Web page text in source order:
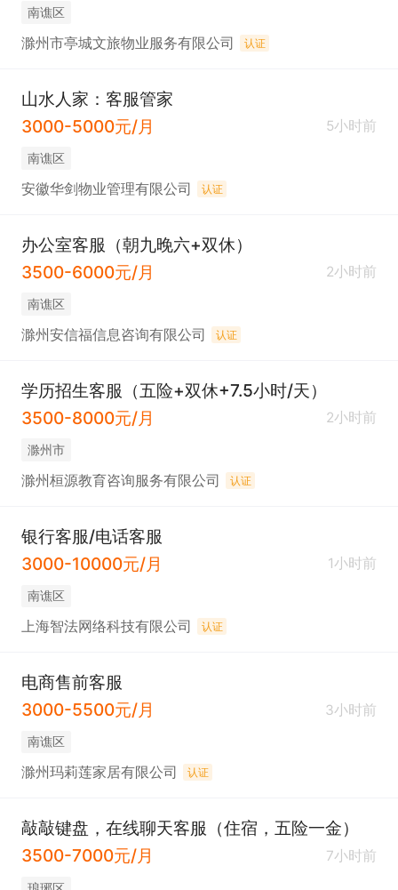
南谯区
滁州市亭城文旅物业服务有限公司 认证
山水人家：客服管家
3000-5000元/月
5小时前
南谯区
安徽华剑物业管理有限公司 认证
办公室客服（朝九晚六+双休）
3500-6000元/月
2小时前
南谯区
滁州安信福信息咨询有限公司 认证
学历招生客服（五险+双休+7.5小时/天）
3500-8000元/月
2小时前
滁州市
滁州桓源教育咨询服务有限公司 认证
银行客服/电话客服
3000-10000元/月
1小时前
南谯区
上海智法网络科技有限公司 认证
电商售前客服
3000-5500元/月
3小时前
南谯区
滁州玛莉莲家居有限公司 认证
敲敲键盘，在线聊天客服（住宿，五险一金）
3500-7000元/月
7小时前